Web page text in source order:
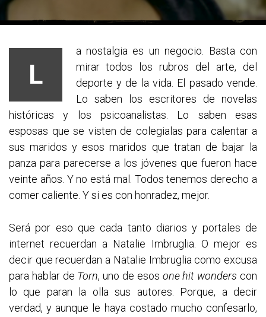
L
a nostalgia es un negocio. Basta con
mirar todos los rubros del arte, del
deporte y de la vida. El pasado vende.
Lo saben los escritores de novelas
históricas y los psicoanalistas. Lo saben esas
esposas que se visten de colegialas para calentar a
sus maridos y esos maridos que tratan de bajar la
panza para parecerse a los jóvenes que fueron hace
veinte años. Y no está mal. Todos tenemos derecho a
comer caliente. Y si es con honradez, mejor.
Será por eso que cada tanto diarios y portales de
internet recuerdan a Natalie Imbruglia. O mejor es
decir que recuerdan a Natalie Imbruglia como excusa
para hablar de Torn, uno de esos one hit wonders con
lo que paran la olla sus autores. Porque, a decir
verdad, y aunque le haya costado mucho confesarlo,